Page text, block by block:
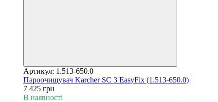
Артикул: 1.513-650.0
Пароочищувач Karcher SC 3 EasyFix (1.513-650.0)
7 425 грн
В наявності